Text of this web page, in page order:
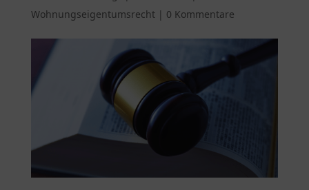
Wohnungseigentumsrecht| 0 Kommentare